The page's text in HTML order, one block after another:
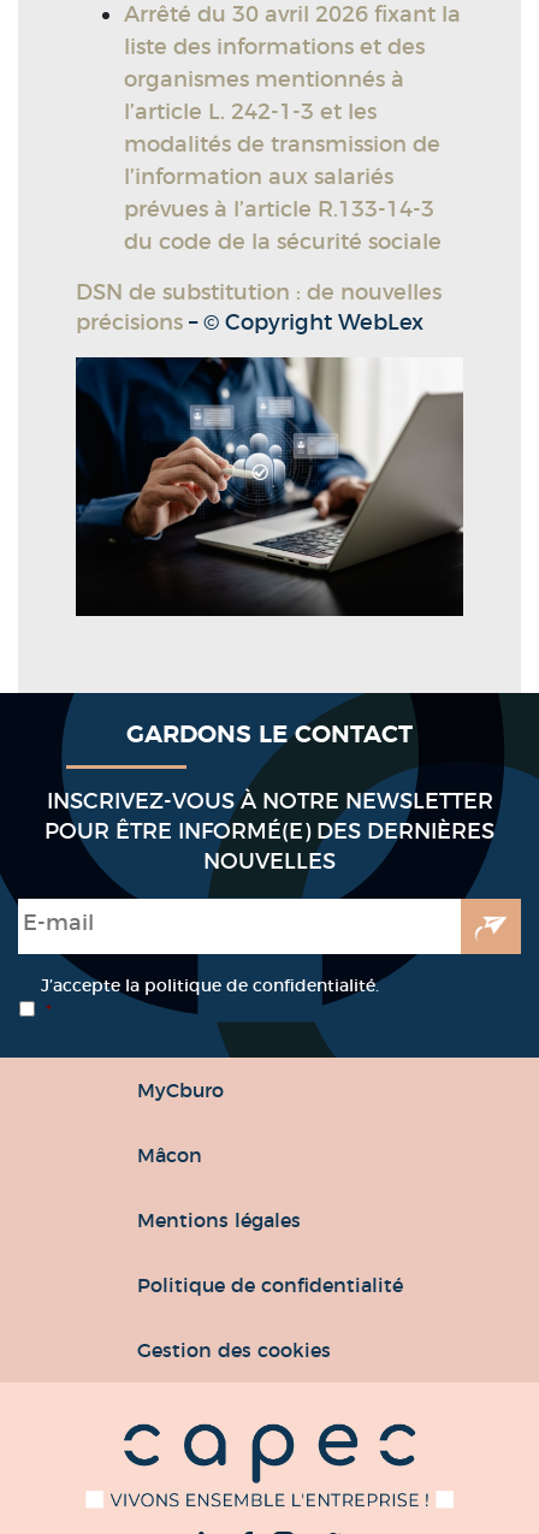
Arrêté du 30 avril 2026 fixant la
liste des informations et des
organismes mentionnés à
l’article L. 242-1-3 et les
modalités de transmission de
l’information aux salariés
prévues à l’article R.133-14-3
du code de la sécurité sociale
DSN de substitution : de nouvelles
précisions – © Copyright WebLex
GARDONS LE CONTACT
INSCRIVEZ-VOUS À NOTRE NEWSLETTER
POUR ÊTRE INFORMÉ(E) DES DERNIÈRES
NOUVELLES
E-mail
RGPD *
J’accepte la politique de confidentialité.
*
MyCburo
Mâcon
Mentions légales
Politique de confidentialité
Gestion des cookies